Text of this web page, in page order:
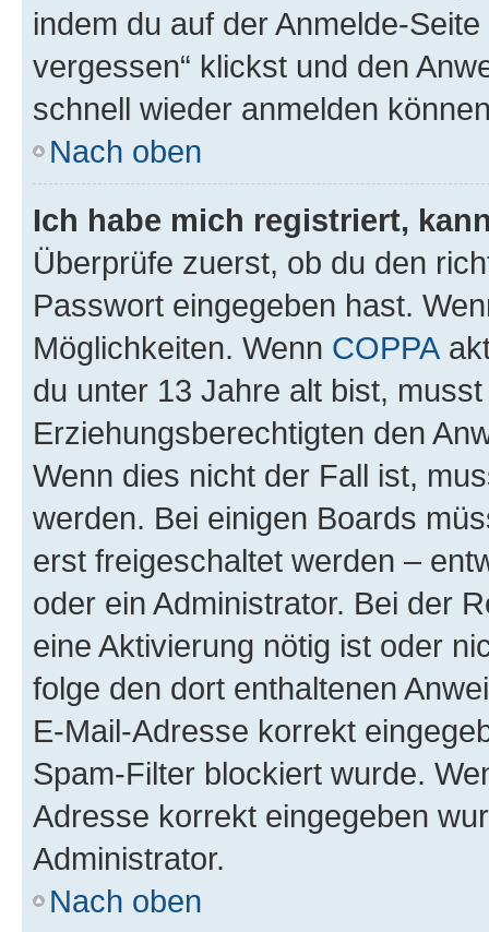
indem du auf der Anmelde-
vergessen“ klickst und den
schnell wieder anmelden
Nach oben
Ich habe mich registriert,
Überprüfe zuerst, ob du den
Passwort eingegeben hast.
Möglichkeiten. Wenn COPPA
du unter 13 Jahre alt bist,
Erziehungsberechtigten den
Wenn dies nicht der Fall ist,
werden. Bei einigen Boards
erst freigeschaltet werden –
oder ein Administrator. Bei der
eine Aktivierung nötig ist oder
folge den dort enthaltenen
E-Mail-Adresse korrekt
Spam-Filter blockiert wurde.
Adresse korrekt eingegeben
Administrator.
Nach oben